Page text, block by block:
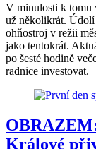
V minulosti k tomu
už několikrát.
ohňostroj v režii
jako tentokrát.
po šesté hodině
radnice investovat.
Králové